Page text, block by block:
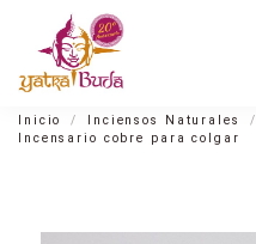
Inicio Inciensos Naturales
Incensario cobre para colgar